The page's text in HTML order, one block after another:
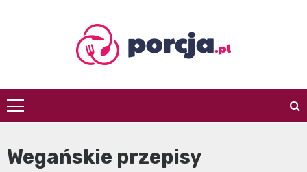
porcja.pl
Wegańskie przepisy